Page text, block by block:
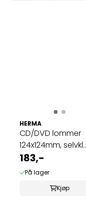
HERMA
CD/DVD lommer
124x124mm, selvkl.
bakside, hvit ...
183,-
På lager
Kjøp